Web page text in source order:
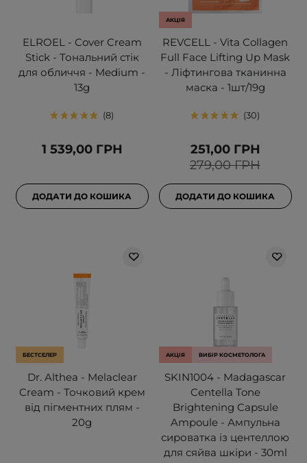
ELROEL - Cover Cream
Stick - Тональний стік
для обличчя - Medium -
13g
8
1 539,00 ГРН
ДОДАТИ ДО КОШИКА
АКЦІЯ
REVCELL - Vita Collagen
Full Face Lifting Up Mask
- Ліфтингова тканинна
маска - 1шт/19g
30
279,00 ГРН
251,00 ГРН
ДОДАТИ ДО КОШИКА
БЕСТСЕЛЕР
Dr. Althea - Melaclear
Cream - Точковий крем
від пігментних плям -
20g
АКЦІЯ ВИБІР КОСМЕТОЛОГА
SKIN1004 - Madagascar
Centella Tone
Brightening Capsule
Ampoule - Ампульна
сироватка із центеллою
для сяйва шкіри - 30ml